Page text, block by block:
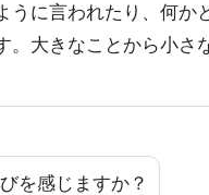
うに言われたり、何か
。大きなことから小さ
を感じますか？